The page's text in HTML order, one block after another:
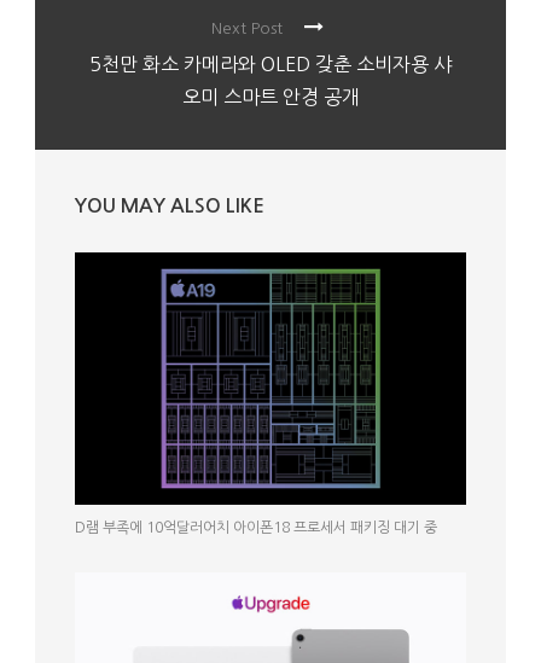
Next Post
5천만 화소 카메라와 OLED 갖춘 소비자용 샤
오미 스마트 안경 공개
YOU MAY ALSO LIKE
D램 부족에 10억달러어치 아이폰18 프로세서 패키징 대기 중